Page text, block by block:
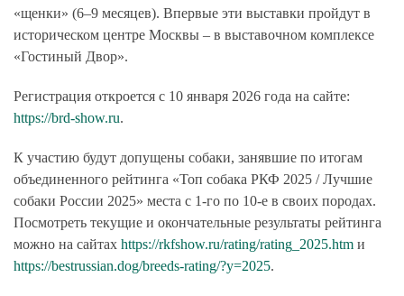
«щенки» (6–9 месяцев). Впервые эти выставки пройдут в
историческом центре Москвы – в выставочном комплексе
«Гостиный Двор».
Регистрация откроется c 10 января 2026 года на сайте:
https://brd-show.ru.
К участию будут допущены собаки, занявшие по итогам
объединенного рейтинга «Топ собака РКФ 2025 / Лучшие
собаки России 2025» места с 1-го по 10-е в своих породах.
Посмотреть текущие и окончательные результаты рейтинга
можно на сайтах https://rkfshow.ru/rating/rating_2025.htm и
https://bestrussian.dog/breeds-rating/?y=2025.